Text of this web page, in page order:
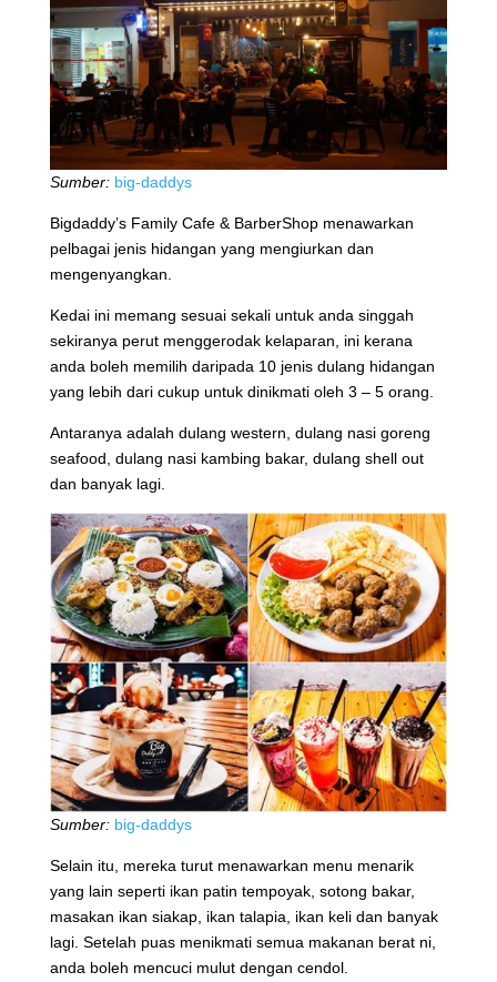
Sumber: big-daddys
Bigdaddy’s Family Cafe & BarberShop menawarkan
pelbagai jenis hidangan yang mengiurkan dan
mengenyangkan.
Kedai ini memang sesuai sekali untuk anda singgah
sekiranya perut menggerodak kelaparan, ini kerana
anda boleh memilih daripada 10 jenis dulang hidangan
yang lebih dari cukup untuk dinikmati oleh 3 – 5 orang.
Antaranya adalah dulang western, dulang nasi goreng
seafood, dulang nasi kambing bakar, dulang shell out
dan banyak lagi.
Sumber: big-daddys
Selain itu, mereka turut menawarkan menu menarik
yang lain seperti ikan patin tempoyak, sotong bakar,
masakan ikan siakap, ikan talapia, ikan keli dan banyak
lagi. Setelah puas menikmati semua makanan berat ni,
anda boleh mencuci mulut dengan cendol.